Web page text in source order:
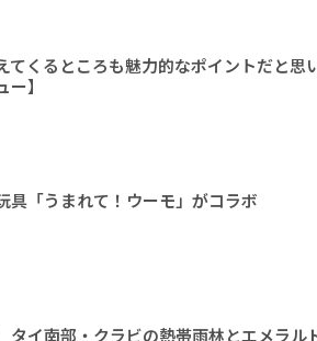
くるところも魅力的なポイントだと思
】
具「うまれて！ウーモ」がコラボ
イ南部・クラビの熱帯雨林とエメラル